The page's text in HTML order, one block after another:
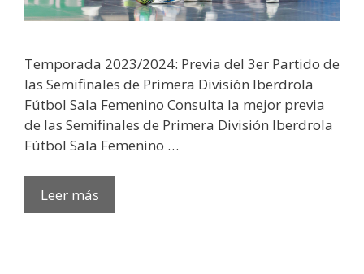
Temporada 2023/2024: Previa del 3er Partido de
las Semifinales de Primera División Iberdrola
Fútbol Sala Femenino Consulta la mejor previa
de las Semifinales de Primera División Iberdrola
Fútbol Sala Femenino …
Leer más